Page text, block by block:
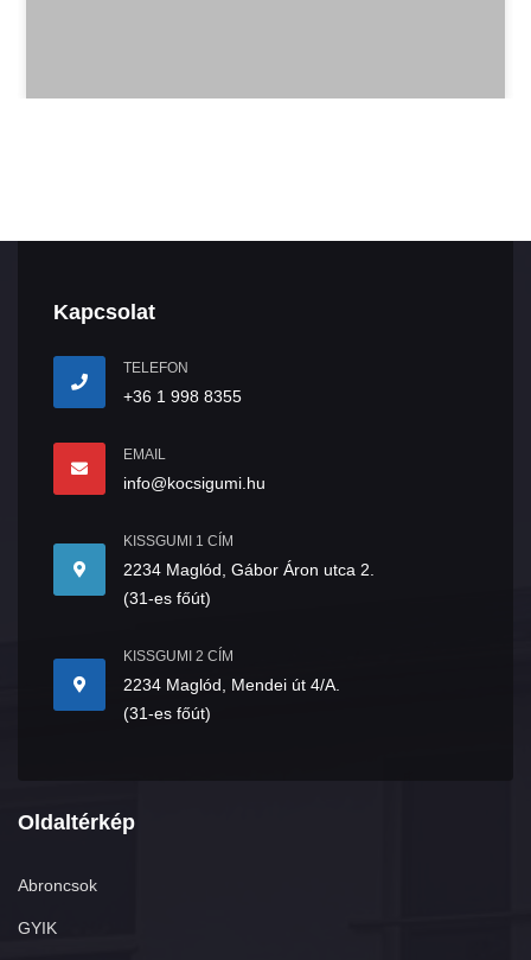
Kapcsolat
TELEFON
+36 1 998 8355
EMAIL
info@kocsigumi.hu
KISSGUMI 1 CÍM
2234 Maglód, Gábor Áron utca 2.
(31-es főút)
KISSGUMI 2 CÍM
2234 Maglód, Mendei út 4/A.
(31-es főút)
Oldaltérkép
Abroncsok
GYIK